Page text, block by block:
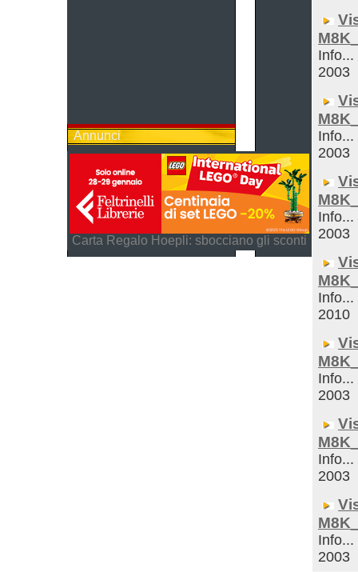
Annunci
Carta Regalo Hoepli: sbocciano gli sconti
Info...
2003
Info...
2003
Info...
2003
Info...
2010
Info...
2003
Info...
2003
Info...
2003